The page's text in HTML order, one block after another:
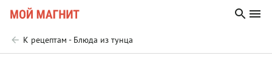
К рецептам - Блюда из тунца